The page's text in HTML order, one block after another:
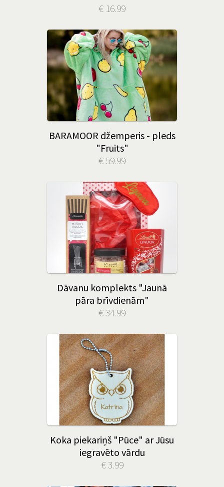
€ 16.99
BARAMOOR džemperis - pleds
"Fruits"
€ 59.99
Dāvanu komplekts "Jaunā
pāra brīvdienām"
€ 34.99
Koka piekariņš "Pūce" ar Jūsu
iegravēto vārdu
€ 3.99